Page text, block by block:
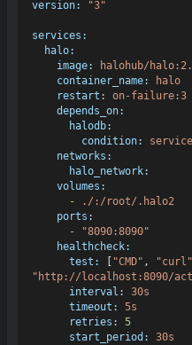
version:
"3"
services:
halo:
image:
halohub/
container_name:
halo
restart:
on-failure:3
depends_on:
halodb:
condition:
networks:
halo_network:
volumes:
-
./:/root/.halo2
ports:
-
"8090:8090"
healthcheck:
test:
"CMD" , "curl"
"http://localhost:8090/
interval:
30s
timeout:
5s
retries:
5
start_period:
30s